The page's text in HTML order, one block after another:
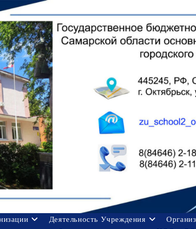
Деятельность Учреждения